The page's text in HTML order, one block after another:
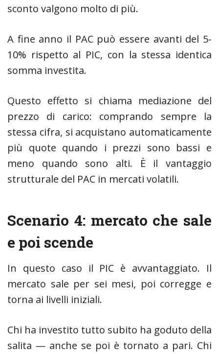
sconto valgono molto di più.
A fine anno il PAC può essere avanti del 5-
10% rispetto al PIC, con la stessa identica
somma investita.
Questo effetto si chiama mediazione del
prezzo di carico: comprando sempre la
stessa cifra, si acquistano automaticamente
più quote quando i prezzi sono bassi e
meno quando sono alti. È il vantaggio
strutturale del PAC in mercati volatili.
Scenario 4: mercato che sale
e poi scende
In questo caso il PIC è avvantaggiato. Il
mercato sale per sei mesi, poi corregge e
torna ai livelli iniziali.
Chi ha investito tutto subito ha goduto della
salita — anche se poi è tornato a pari. Chi